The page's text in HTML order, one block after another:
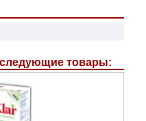
товары: